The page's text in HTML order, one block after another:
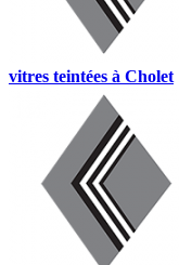
vitres teintées à Cholet